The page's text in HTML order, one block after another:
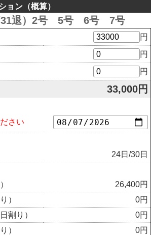
ョン（概算）
31退）2号 5号 6号 7号
円
円
円
33,000円
さい
24日/30日
26,400円
）
0円
割り）
0円
）
0円